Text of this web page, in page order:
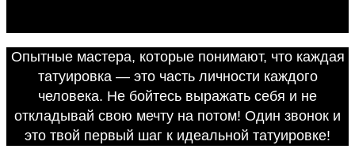
Опытные мастера, которые понимают, что каждая
татуировка — это часть личности каждого
человека. Не бойтесь выражать себя и не
откладывай свою мечту на потом! Один звонок и
это твой первый шаг к идеальной татуировке!